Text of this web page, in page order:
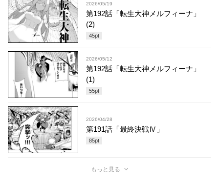
2026/05/19
第192話「転生大神メルフィーナ」
(2)
45pt
2026/05/12
第192話「転生大神メルフィーナ」
(1)
55pt
2026/04/28
第191話「最終決戦Ⅳ」
85pt
もっと見る